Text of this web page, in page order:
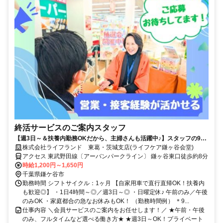
終活サービスのご案内スタッフ
【週3日～＆扶養内勤務OKだから、主婦さんも活躍中♪】スタッフの9割
が女性/子育てが落ち着いた方・社会復帰の方も大歓迎です◎/柔軟なシフ
ト体制・しっかりとしたサポート体制充実で働きやすさもバツグン/フル
タイム希望も大歓迎/マイカーでの直行直帰OK/営業・テレアポ・販売経
験者は即戦力/正社員登用実績もあり◎
株式会社ライフランド 東葛・茨城支店(ライフケア鎌ヶ谷会堂)
アクセス 東武野田線〔アーバンパークライン〕 鎌ヶ谷東口徒歩約8分
時給1,200円～1,650円
千葉県鎌ケ谷市
勤務時間 シフトサイクル：1ヶ月 【自家用車で直行直帰OK！扶養内
も歓迎◎】 ・1日4時間～◎／週3日～◎ ・日曜定休♪ 午前のみ／午後
のみOK ・家庭都合の急なお休みもOK！ （勤務時間例） ＊9...
仕事内容 ＼会員サービスのご案内をお任せします！／ ★午前・午後
のみ、フルタイムなど選べる働き方★ ★週3日～OK！プライベート